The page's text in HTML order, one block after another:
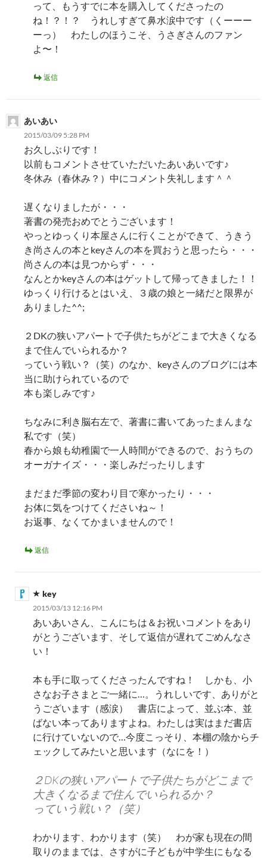
って、もうすでに本を購入してくださったの
ね！？！？ うれしすぎて鼻水涙中です（くーーー
ーっ） わたしのほうこそ、うさぎさんのファン
よ〜！
返信
あいあい
2015/03/09 5:28 PM
お久しぶりです！
以前もコメントさせていただいたあいあいです♪
冬休み（春休み？）中にコメント失礼します＾＾
遅くなりましたが・・・
著書の発売おめでとうございます！
やっとゆっくり本屋さんに行くことができて、うきう
き尚さんの本とkeyさんの本を買おうと思ったら・・・
尚さんの本は見つからず・・・
なんとかkeyさんの本はゲットして帰ってきました！！
ゆっくり行けるとはいえ、３歳の娘と一緒だと限界が
ありました^^;
２DKの狭いアパートで子供たちがどこまで大きくなる
まで住んでいられるか？
っていう戦い？（笑）のなか、keyさんのブログには本
当に助けられているので
本も楽しみです♪
ちなみに利き脳右左で、著書に書いてあったまんまな
私です（笑）
春から娘も幼稚園で一人時間ができるので、おうちの
オーガナイズ・・・楽しみだったりします
まだまだ季節の変わり目で寒かったり・・・
お体に気をつけてくださいね～！
お返事、なくてかまいませんので！
返信
key
2015/03/13 12:16 PM
あいあいさん、こんにちは＆お祝いコメントをあり
がとうございます、そして返信が遅れてごめんなさ
い！
本も手に取ってくださったんですね！ しかも、小
さなお子さまとご一緒に…。うれしいです、ありがと
うございます（感涙） 書店によって、並ぶ本、並
ばない本ってありますよね。わたしは実はまだ書店
に行けていないので…今度こっそり、本棚の陰からチ
ェックしてみたいと思います（なにを！）
２DKの狭いアパートで子供たちがどこまで
大きくなるまで住んでいられるか？
っていう戦い？（笑）
わかります、わかります（笑） わが家も現在の間
取りのままでは、さすがに子どもが中学生にもなる